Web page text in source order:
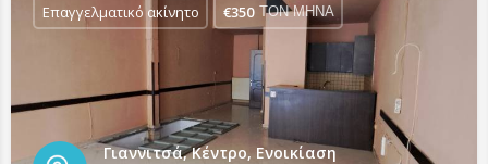
Γιαννιτσά, Κέντρο, Ενοικίαση
Επαγγελματικό ακίνητο €350 ΤΟΝ ΜΗΝΑ